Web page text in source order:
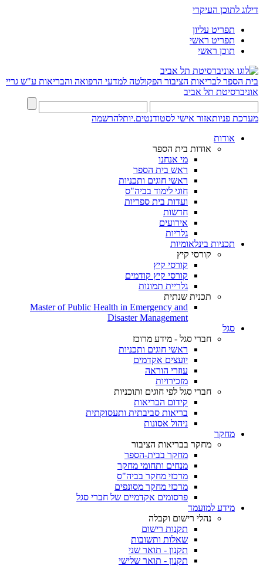
דילוג לתוכן העיקרי
תפריט עליון
תפריט ראשי
תוכן ראשי
בית הספר לבריאות הציבור הפקולטה למדעי הרפואה והבריאות ע"ש גריי
אוניברסיטת תל אביב
מערכת פניותאזור אישי לסטודנטים.יותלהרשמה
אודות
אודות בית הספר
מי אנחנו
ראש בית הספר
ראשי חוגים ותכניות
חוגי לימוד בביה"ס
ועדות בית ספריות
חדשות
אירועים
גלריות
תכניות בינלאומיות
קורסי קיץ
קורסי קיץ
קורסי קיץ קודמים
גלריית תמונות
תכנית שנתית
Master of Public Health in Emergency and
Disaster Management
סגל
חברי סגל - מידע מרוכז
ראשי חוגים ותכניות
יועצים אקדמים
עוזרי הוראה
מזכירויות
חברי סגל לפי חוגים ותוכניות
קידום הבריאות
בריאות סביבתית ותעסוקתית
ניהול אסונות
מחקר
מחקר בבריאות הציבור
מחקר בבית-הספר
מנחים ותחומי מחקר
מרכזי מחקר בביה"ס
מרכזי מחקר מסונפים
פרסומים אקדמיים של חברי סגל
מידע למועמד
נהלי רישום וקבלה
תקנות רישום
שאלות ותשובות
תקנון - תואר שני
תקנון - תואר שלישי